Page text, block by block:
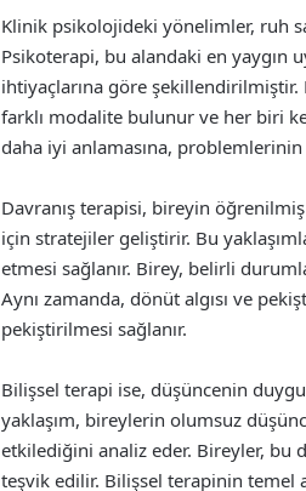
Klinik psikolojideki yönelimler, ruh
Psikoterapi, bu alandaki en yaygın
ihtiyaçlarına göre
farklı modalite bulunur ve her biri
daha iyi anlamasına, problemlerinin
Davranış terapisi, bireyin
için stratejiler geliştirir. Bu
etmesi sağlanır. Birey, belirli
Aynı zamanda, dönüt algısı ve
pekiştirilmesi sağlanır.
Bilişsel terapi ise, düşüncenin
yaklaşım, bireylerin olumsuz
etkilediğini analiz eder. Bireyler, bu
teşvik edilir. Bilişsel terapinin temel